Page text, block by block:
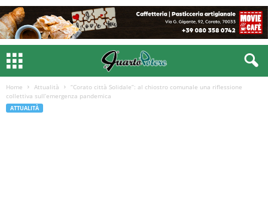
Home Attualità
“Corato città Solidale”: al chiostro comunale una riflessione
collettiva sull’emergenza pandemica
ATTUALITÀ